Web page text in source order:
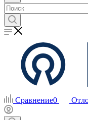
Сравнение0